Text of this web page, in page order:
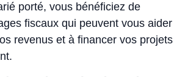
porté, vous bénéficiez de
fiscaux qui peuvent vous aider
revenus et à financer vos projets